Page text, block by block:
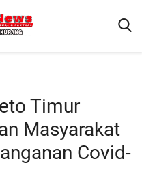
Timur
Masyarakat
Covid-